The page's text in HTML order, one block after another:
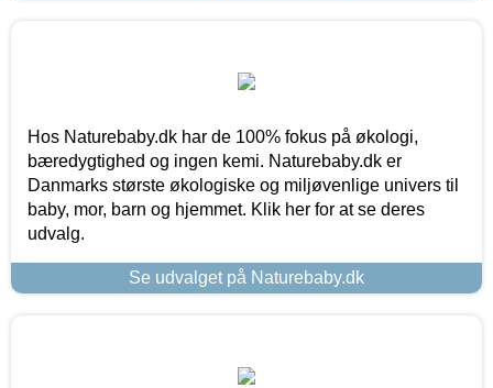
Hos Naturebaby.dk har de 100% fokus på økologi,
bæredygtighed og ingen kemi. Naturebaby.dk er
Danmarks største økologiske og miljøvenlige univers til
baby, mor, barn og hjemmet. Klik her for at se deres
udvalg.
Se udvalget på Naturebaby.dk